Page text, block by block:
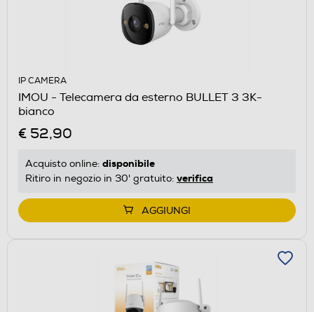
IP CAMERA
IMOU - Telecamera da esterno BULLET 3 3K-
bianco
€ 52,90
Acquisto online: disponibile
Ritiro in negozio in 30' gratuito: verifica
AGGIUNGI